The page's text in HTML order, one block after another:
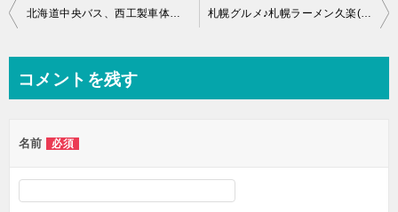
投
ビ
ー
シ
北海道中央バス、西工製車体、バス画像♪ 札幌グルメ♪札幌ラーメン久楽(くら)とランチ♪SOURCEでおしゃれランチ
コメントを残す
名前 必須